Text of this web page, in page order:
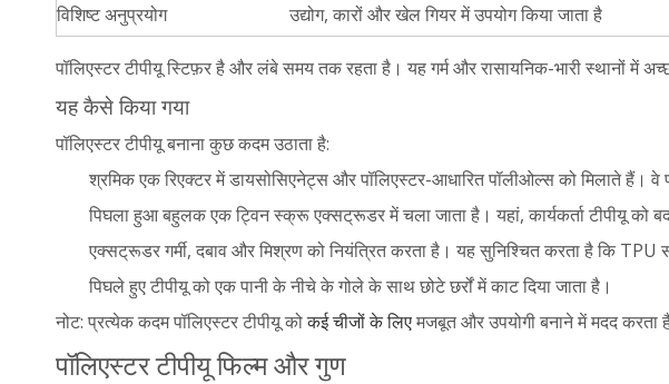
विशिष्ट अनुप्रयोग
उद्योग, कारों और खेल गियर में उपयोग किया जाता है
पॉलिएस्टर टीपीयू स्टिफ़र है और लंबे समय तक रहता है। यह गर्म और रासायनिक-भारी स्थानों में
यह कैसे किया गया
पॉलिएस्टर टीपीयू बनाना कुछ कदम उठाता है:
श्रमिक एक रिएक्टर में डायसोसिएनेट्स और पॉलिएस्टर-आधारित पॉलीओल्स को मिलाते
पिघला हुआ बहुलक एक ट्विन स्क्रू एक्सट्रूडर में चला जाता है। यहां, कार्यकर्ता टीपीयू
एक्सट्रूडर गर्मी, दबाव और मिश्रण को नियंत्रित करता है। यह सुनिश्चित करता है कि
पिघले हुए टीपीयू को एक पानी के नीचे के गोले के साथ छोटे छर्रों में काट दिया जाता है।
नोट: प्रत्येक कदम पॉलिएस्टर टीपीयू कोकई चीजों के लिएमजबूत और उपयोगी बनाने में मदद करता
पॉलिएस्टर टीपीयू फिल्म और गुण